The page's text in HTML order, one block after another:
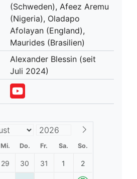
(Schweden), Afeez Aremu
(Nigeria), Oladapo
Afolayan (England),
Maurides (Brasilien)
Alexander Blessin (seit
Juli 2024)
Mi. Do. Fr. Sa. So.
29 30 31 1 2